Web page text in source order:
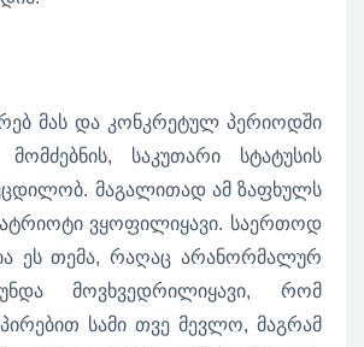
მას და კონკრეტულ პერიოდში
საკუთარი სტატუსის
მაგალითად ამ ზაფხულს
ვყოფილიყავი. საერთოდ
ეს თემა, რაღაც არანორმალურ
უნდა მოვხვედრილიყავი, რომ
სამი თვე მევლო, მაგრამ